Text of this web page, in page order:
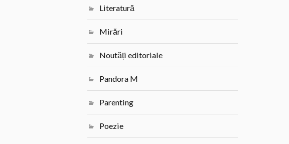
Literatură
Mirări
Noutăți editoriale
Pandora M
Parenting
Poezie